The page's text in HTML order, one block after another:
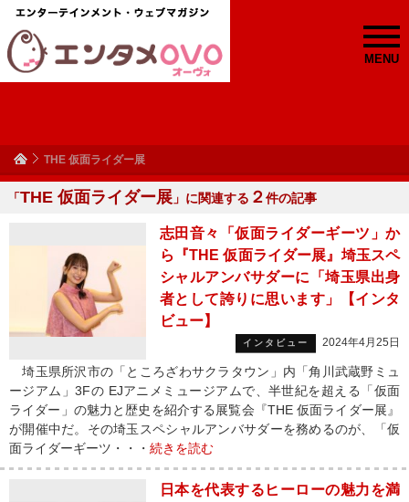
MENU
THE 仮面ライダー展
「THE 仮面ライダー展 」に関連する ２件の記事
志田音々「仮面ライダーギーツ」か
ら『THE 仮面ライダー展』埼玉スペ
シャルアンバサダーに「埼玉県出身
者として誇りに思います」【インタ
ビュー】
インタビュー 2024年4月25日
埼玉県所沢市の「ところざわサクラタウン」内「角川武蔵野ミュ
ージアム」3Fの EJアニメミュージアムで、半世紀を超える「仮面
ライダー」の魅力と歴史を紹介する展覧会『THE 仮面ライダー展』
が開催中だ。その埼玉スペシャルアンバサダーを務めるのが、「仮
面ライダーギーツ・・・ 続きを読む
日本を代表するヒーローの魅力を満